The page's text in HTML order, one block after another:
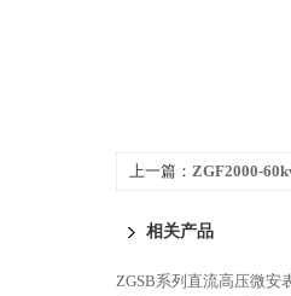
上一篇： ZGF2000-
相关产品
ZGSB系列直流高压微安